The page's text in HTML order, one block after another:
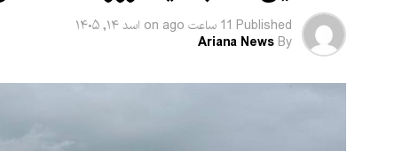
Published 11 ساعت ago on اسد ۱۴, ۱۴۰۵
By
Ariana News